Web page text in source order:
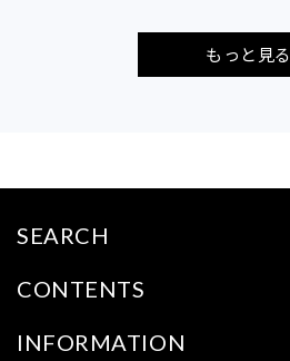
もっと見る
SEARCH
CONTENTS
INFORMATION